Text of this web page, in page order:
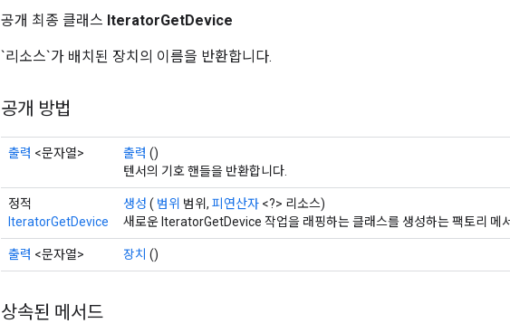
공개 최종 클래스 IteratorGetDevice
`리소스`가 배치된 장치의 이름을 반환합니다.
공개 방법
출력 <문자열> 출력 ()
텐서의 기호 핸들을 반환합니다.
정적
IteratorGetDevice
생성 ( 범위 범위, 피연산자 <?> 리소스)
새로운 IteratorGetDevice 작업을 래핑하는 클래스를 생성하는 팩토리 메
출력 <문자열> 장치 ()
상속된 메서드